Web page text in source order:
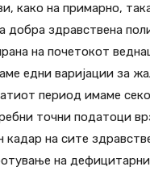
како на примарно,
здравствена
на почетокот
едни варијации за
период имаме
точни податоци
на сите
на